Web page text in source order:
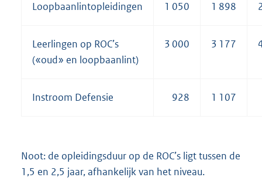
Loopbaanlintopleidingen 1 050 1 898
Leerlingen op ROC’s
(«oud» en loopbaanlint)
3 000 3 177
Instroom Defensie 928 1 107
Noot: de opleidingsduur op de ROC’s ligt tussen de
1,5 en 2,5 jaar, afhankelijk van het niveau.